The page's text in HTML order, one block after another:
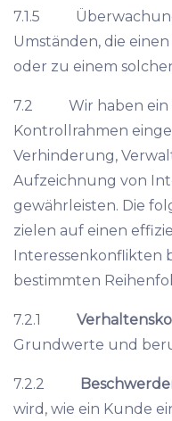
7.1.5
Umständen, die
oder zu einem
7.2 Wir haben ein
Kontrollrahmen
Verhinderung,
Aufzeichnung von
gewährleisten. Die
zielen auf einen
Interessenkonflikten
bestimmten
7.2.1
Grundwerte und
7.2.2
wird, wie ein Kunde